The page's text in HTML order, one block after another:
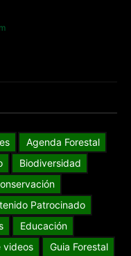
Agenda Forestal
Biodiversidad
Patrocinado
Educación
videos
Guia Forestal